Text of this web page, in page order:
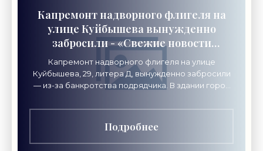
Капремонт надворного флигеля на
улице Куйбышева вынужденно
забросили - «Свежие новости
строительства»
Капремонт надворного флигеля на улице
Куйбышева, 29, литера Д, вынужденно забросили
— из-за банкротства подрядчика. В здании город
индустрий «Локон».
Подробнее